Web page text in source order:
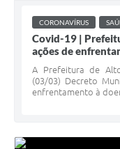
CORONAVÍRUS
Covid-19 |
ações de
A Prefeitura de
(03/03) Decreto
enfrentamento à